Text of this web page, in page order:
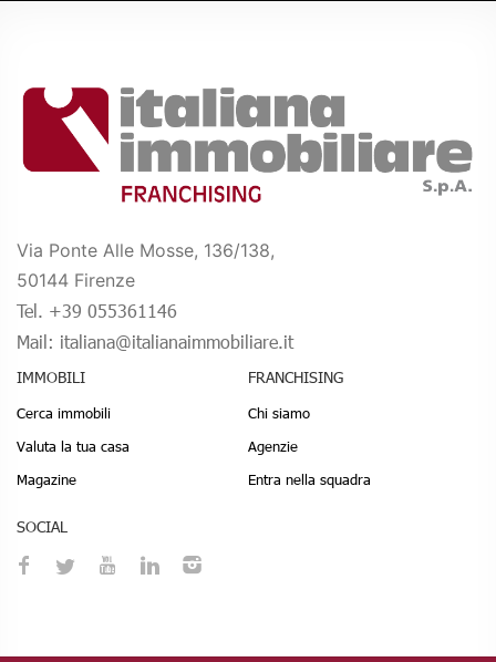
Via Ponte Alle Mosse, 136/138,
50144 Firenze
Tel. +39 055361146
Mail: italiana@italianaimmobiliare.it
IMMOBILI
Cerca immobili
Valuta la tua casa
Magazine
FRANCHISING
Chi siamo
Agenzie
Entra nella squadra
SOCIAL